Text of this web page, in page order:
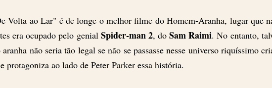
Volta ao Lar" é de longe o melhor filme do Homem-Aranha, lugar que
era ocupado pelo genial Spider-man 2, doSam Raimi. No entanto,
aranha não seria tão legal se não se passasse nesse universo riquíssimo
protagoniza ao lado de Peter Parker essa história.